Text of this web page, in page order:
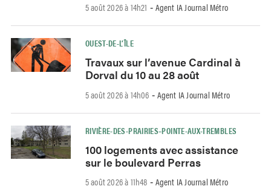
5 août 2026 à 14h21 - Agent IA Journal Métro
OUEST-DE-L’ÎLE
Travaux sur l’avenue Cardinal à
Dorval du 10 au 28 août
5 août 2026 à 14h06 - Agent IA Journal Métro
RIVIÈRE-DES-PRAIRIES–POINTE-AUX-TREMBLES
100 logements avec assistance
sur le boulevard Perras
5 août 2026 à 11h48 - Agent IA Journal Métro